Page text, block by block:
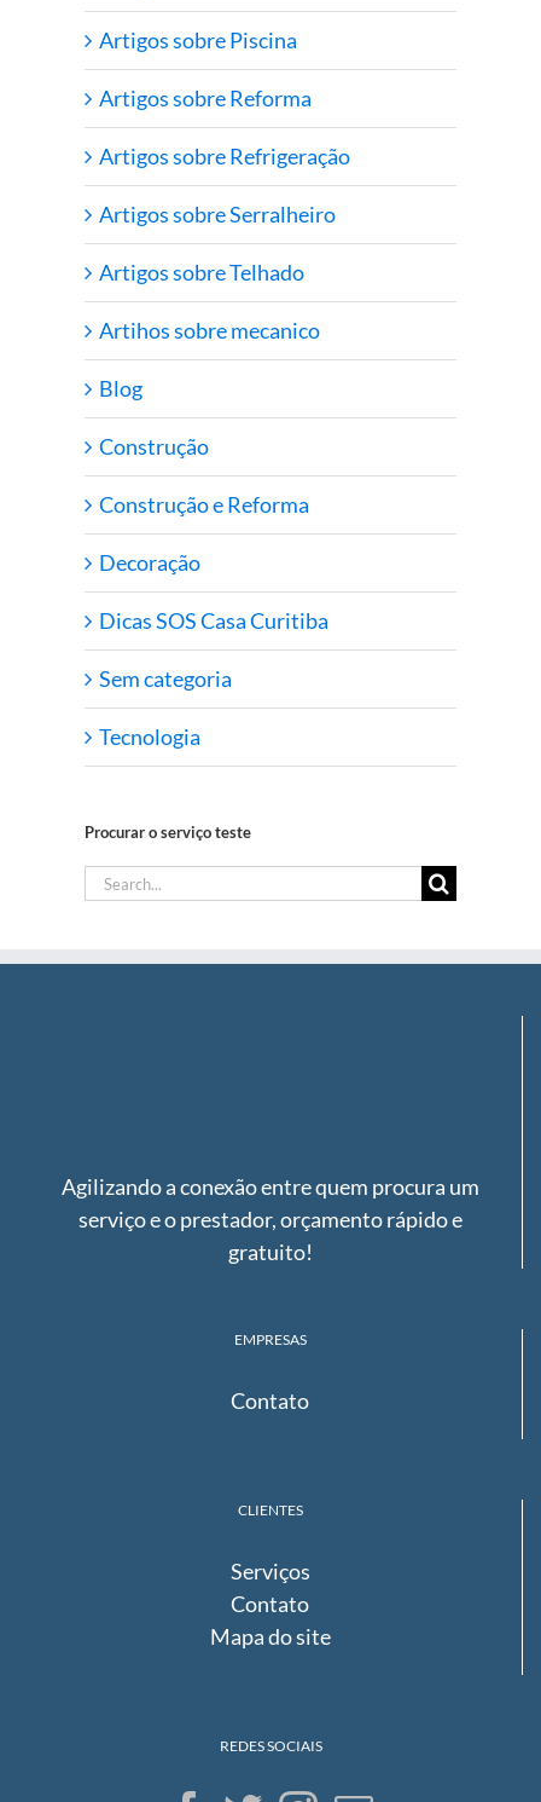
Artigos sobre Piscina
Artigos sobre Reforma
Artigos sobre Refrigeração
Artigos sobre Serralheiro
Artigos sobre Telhado
Artihos sobre mecanico
Blog
Construção
Construção e Reforma
Decoração
Dicas SOS Casa Curitiba
Sem categoria
Tecnologia
Procurar o serviço teste
Search
Agilizando a conexão entre quem procura um
serviço e o prestador, orçamento rápido e
gratuito!
EMPRESAS
Contato
CLIENTES
Serviços
Contato
Mapa do site
REDES SOCIAIS